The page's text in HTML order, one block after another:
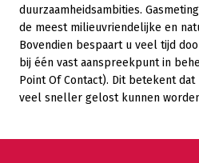
duurzaamheidsambities.
de meest milieuvriendelijke en
Bovendien bespaart u veel tijd
bij één vast aanspreekpunt in
Point Of Contact). Dit betekent
veel sneller gelost kunnen